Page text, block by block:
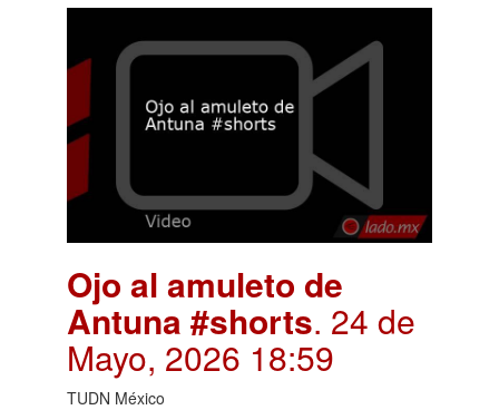
Ojo al amuleto de
Antuna #shorts. 24 de
Mayo, 2026 18:59
TUDN México